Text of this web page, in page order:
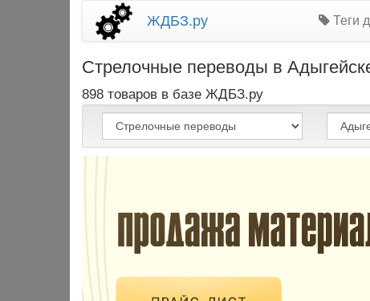
ЖДБЗ.ру Теги
Стрелочные переводы в
898 товаров в базе ЖДБЗ.ру